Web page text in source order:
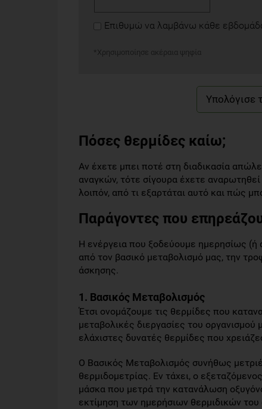
Επιθυμώ να λαμβάνω κάθε
*Χρησιμοποίησε ακέραια ψηφία
Πόσες θερμίδες καίω;
Αν έχετε μπει ποτέ στη διαδικασία
αναγκών, τότε σίγουρα έχετε
λοιπόν, από τι εξαρτάται αυτό και πώς
Παράγοντες που
Η ενέργεια που ξοδεύουμε ημερησίως (ή
από τον βασικό μεταβολισμό μας, την
άσκησης.
1. Βασικός Μεταβολισμός
Έτσι ονομάζουμε τις θερμίδες που
μεταβολικές διεργασίες του
ελάχιστες δυνατές θερμίδες που
Ο Βασικός Μεταβολισμός συνήθως
θερμιδομετρίας. Εν τάχει, ο
μάσκα που μετρά την κατανάλωση
εκτίμηση των ημερήσιων θερμιδικών